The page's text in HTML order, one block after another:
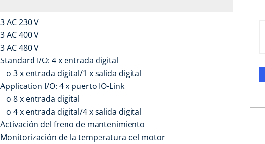
3 AC 230 V
3 AC 400 V
3 AC 480 V
Standard I/O: 4 x entrada digital
o 3 x entrada digital/1 x salida digital
Application I/O: 4 x puerto IO-Link
o 8 x entrada digital
o 4 x entrada digital/4 x salida digital
Activación del freno de mantenimiento
Monitorización de la temperatura del motor